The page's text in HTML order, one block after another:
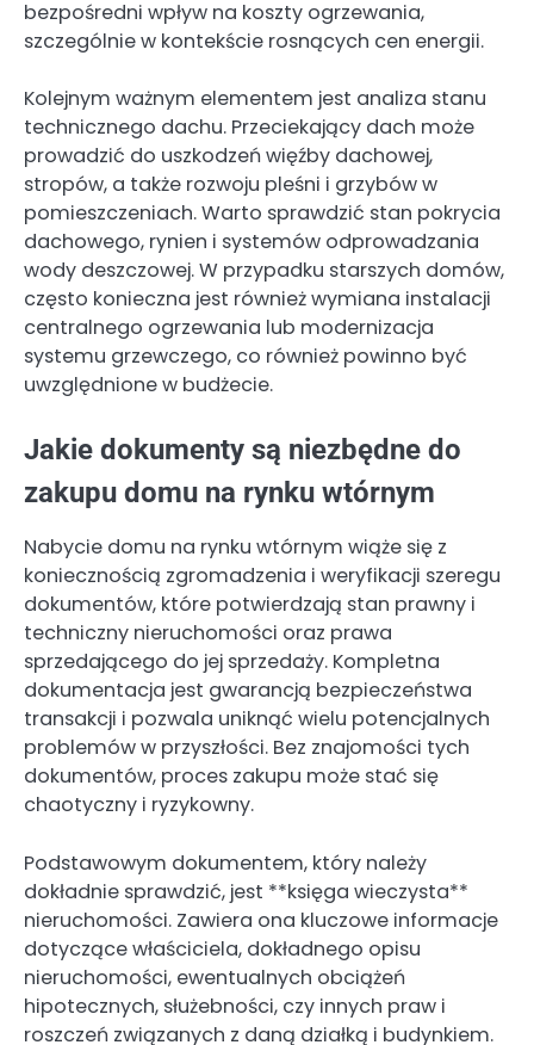
bezpośredni wpływ na koszty ogrzewania,
szczególnie w kontekście rosnących cen energii.
Kolejnym ważnym elementem jest analiza stanu
technicznego dachu. Przeciekający dach może
prowadzić do uszkodzeń więźby dachowej,
stropów, a także rozwoju pleśni i grzybów w
pomieszczeniach. Warto sprawdzić stan pokrycia
dachowego, rynien i systemów odprowadzania
wody deszczowej. W przypadku starszych domów,
często konieczna jest również wymiana instalacji
centralnego ogrzewania lub modernizacja
systemu grzewczego, co również powinno być
uwzględnione w budżecie.
Jakie dokumenty są niezbędne do
zakupu domu na rynku wtórnym
Nabycie domu na rynku wtórnym wiąże się z
koniecznością zgromadzenia i weryfikacji szeregu
dokumentów, które potwierdzają stan prawny i
techniczny nieruchomości oraz prawa
sprzedającego do jej sprzedaży. Kompletna
dokumentacja jest gwarancją bezpieczeństwa
transakcji i pozwala uniknąć wielu potencjalnych
problemów w przyszłości. Bez znajomości tych
dokumentów, proces zakupu może stać się
chaotyczny i ryzykowny.
Podstawowym dokumentem, który należy
dokładnie sprawdzić, jest **księga wieczysta**
nieruchomości. Zawiera ona kluczowe informacje
dotyczące właściciela, dokładnego opisu
nieruchomości, ewentualnych obciążeń
hipotecznych, służebności, czy innych praw i
roszczeń związanych z daną działką i budynkiem.